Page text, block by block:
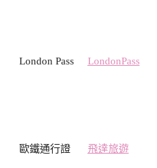
London Pass LondonPass
歐鐵通行證 飛達旅遊